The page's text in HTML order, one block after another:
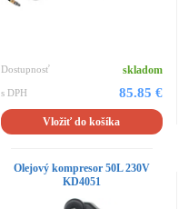
Dostupnosť skladom
s DPH 85.85 €
Vložiť do košíka
Olejový kompresor 50L 230V
KD4051